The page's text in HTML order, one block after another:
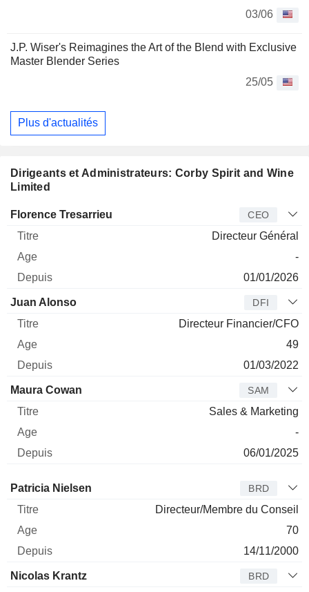
03/06
J.P. Wiser's Reimagines the Art of the Blend with Exclusive
Master Blender Series
25/05
Plus d'actualités
Dirigeants et Administrateurs: Corby Spirit and Wine
Limited
Dirigeant Titre Age
Florence Tresarrieu CEO
Directeur Général
-
01/01/2026
Juan Alonso DFI
Directeur Financier/CFO
49
01/03/2022
Maura Cowan SAM
Sales & Marketing
-
06/01/2025
Administrateur Titre
Patricia Nielsen BRD
Directeur/Membre du Conseil
70
14/11/2000
Nicolas Krantz BRD